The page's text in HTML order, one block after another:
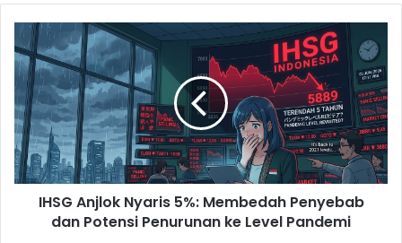
IHSG
Anjlok
Nyaris
5%:
Membedah
Penyebab
dan
Potensi
Penurunan
IHSG Anjlok Nyaris 5%: Membedah Penyebab
dan Potensi Penurunan ke Level Pandemi